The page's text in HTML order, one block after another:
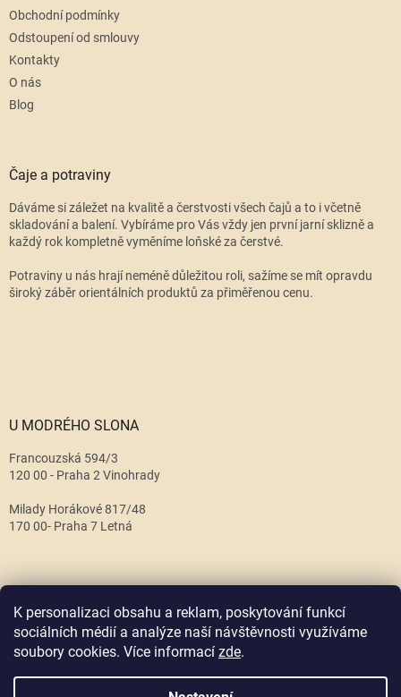
K personalizaci obsahu a reklam, poskytování funkcí
sociálních médií a analýze naší návštěvnosti využíváme
soubory cookies. Více informací zde.
Obchodní podmínky
Odstoupení od smlouvy
Kontakty
O nás
Blog
Čaje a potraviny
Dáváme si záležet na kvalitě a čerstvosti všech čajů a to i včetně
skladování a balení. Vybíráme pro Vás vždy jen první jarní sklizně a
každý rok kompletně vyměníme loňské za čerstvé.
Potraviny u nás hrají neméně důležitou roli, sažíme se mít opravdu
široký záběr orientálních produktů za přiměřenou cenu.
U MODRÉHO SLONA
Francouzská 594/3
120 00 - Praha 2 Vinohrady
Milady Horákové 817/48
170 00- Praha 7 Letná